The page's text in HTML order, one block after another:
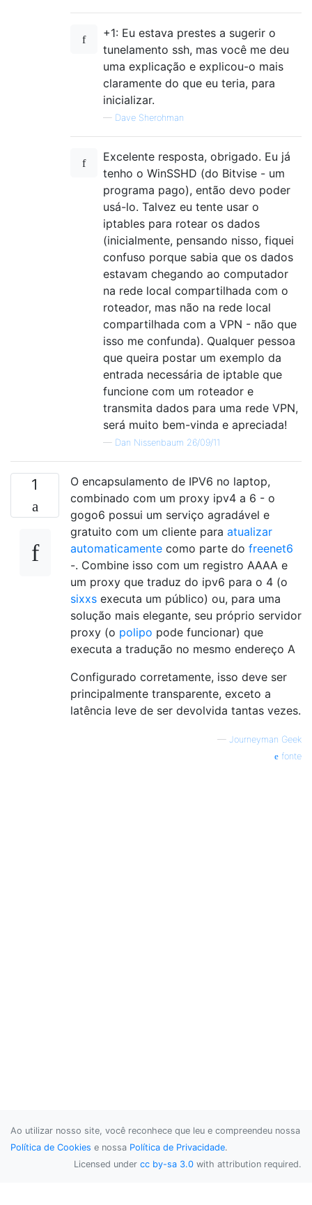
+1: Eu estava prestes a sugerir o
tunelamento ssh, mas você me deu
uma explicação e explicou-o mais
claramente do que eu teria, para
inicializar.
— Dave Sherohman
Excelente resposta, obrigado. Eu já
tenho o WinSSHD (do Bitvise - um
programa pago), então devo poder
usá-lo. Talvez eu tente usar o
iptables para rotear os dados
(inicialmente, pensando nisso, fiquei
confuso porque sabia que os dados
estavam chegando ao computador
na rede local compartilhada com o
roteador, mas não na rede local
compartilhada com a VPN - não que
isso me confunda). Qualquer pessoa
que queira postar um exemplo da
entrada necessária de iptable que
funcione com um roteador e
transmita dados para uma rede VPN,
será muito bem-vinda e apreciada!
— Dan Nissenbaum 26/09/11
1
O encapsulamento de IPV6 no laptop,
combinado com um proxy ipv4 a 6 - o
gogo6 possui um serviço agradável e
gratuito com um cliente para atualizar
automaticamente como parte do freenet6
-. Combine isso com um registro AAAA e
um proxy que traduz do ipv6 para o 4 (o
sixxs executa um público) ou, para uma
solução mais elegante, seu próprio servidor
proxy (o polipo pode funcionar) que
executa a tradução no mesmo endereço A
Configurado corretamente, isso deve ser
principalmente transparente, exceto a
latência leve de ser devolvida tantas vezes.
— Journeyman Geek
fonte
Ao utilizar nosso site, você reconhece que leu e compreendeu nossa
Política de Cookies e nossa Política de Privacidade.
Licensed under cc by-sa 3.0 with attribution required.